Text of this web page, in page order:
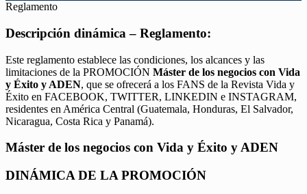
Reglamento
Descripción dinámica – Reglamento:
Este reglamento establece las condiciones, los alcances y las
limitaciones de la PROMOCIÓN Máster de los negocios con Vida
y Éxito y ADEN, que se ofrecerá a los FANS de la Revista Vida y
Éxito en FACEBOOK, TWITTER, LINKEDIN e INSTAGRAM,
residentes en América Central (Guatemala, Honduras, El Salvador,
Nicaragua, Costa Rica y Panamá).
Máster de los negocios con Vida y Éxito y ADEN
DINÁMICA DE LA PROMOCIÓN